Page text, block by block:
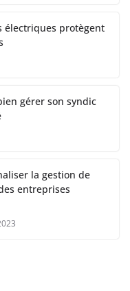
électriques protègent
gérer son syndic
la gestion de
entreprises